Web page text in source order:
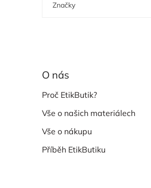
Značky
O nás
Proč EtikButik?
Vše o našich materiálech
Vše o nákupu
Příběh EtikButiku